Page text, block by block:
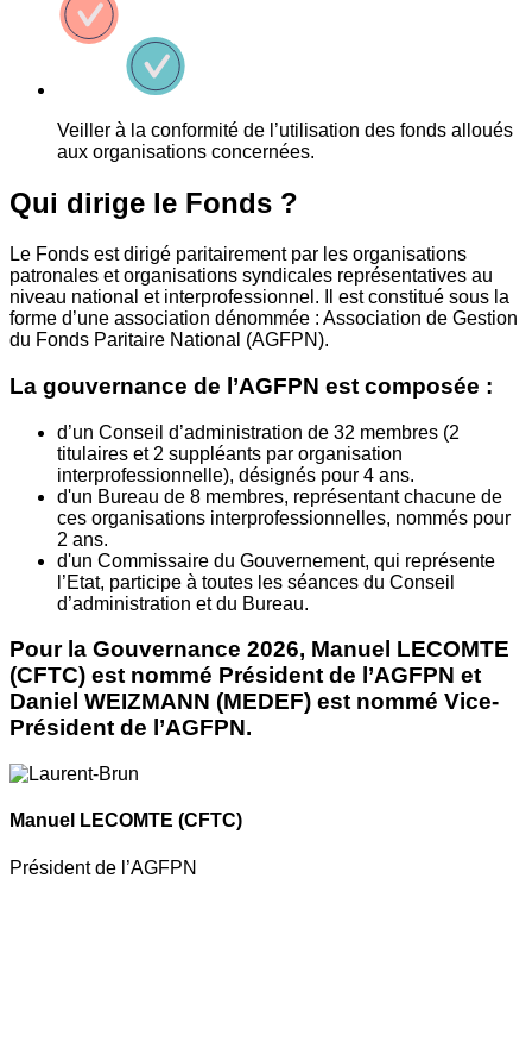
Veiller à la conformité de l’utilisation des fonds alloués
aux organisations concernées.
Qui dirige le Fonds ?
Le Fonds est dirigé paritairement par les organisations
patronales et organisations syndicales représentatives au
niveau national et interprofessionnel. Il est constitué sous la
forme d’une association dénommée : Association de Gestion
du Fonds Paritaire National (AGFPN).
La gouvernance de l’AGFPN est composée :
d’un Conseil d’administration de 32 membres (2
titulaires et 2 suppléants par organisation
interprofessionnelle), désignés pour 4 ans.
d'un Bureau de 8 membres, représentant chacune de
ces organisations interprofessionnelles, nommés pour
2 ans.
d'un Commissaire du Gouvernement, qui représente
l’Etat, participe à toutes les séances du Conseil
d’administration et du Bureau.
Pour la Gouvernance 2026, Manuel LECOMTE
(CFTC) est nommé Président de l’AGFPN et
Daniel WEIZMANN (MEDEF) est nommé Vice-
Président de l’AGFPN.
Manuel LECOMTE (CFTC)
Président de l’AGFPN